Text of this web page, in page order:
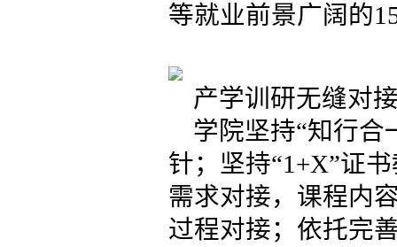
等就业前景广阔的
产学训研无缝对
学院坚持“知行合
针；坚持“1+X”证
需求对接，课程内
过程对接；依托完